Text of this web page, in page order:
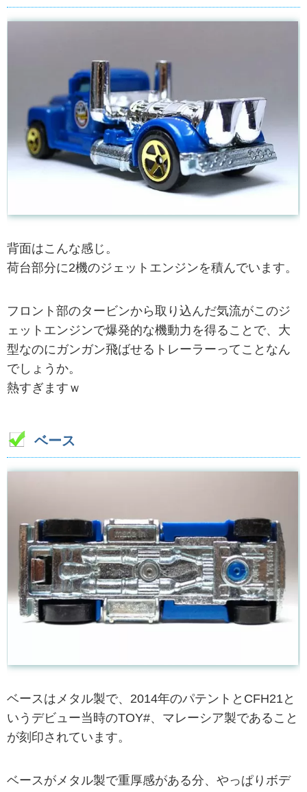
背面はこんな感じ。
荷台部分に2機のジェットエンジンを積んでいます。
フロント部のタービンから取り込んだ気流がこのジ
ェットエンジンで爆発的な機動力を得ることで、大
型なのにガンガン飛ばせるトレーラーってことなん
でしょうか。
熱すぎますｗ
ベース
ベースはメタル製で、2014年のパテントとCFH21と
いうデビュー当時のTOY#、マレーシア製であること
が刻印されています。
ベースがメタル製で重厚感がある分、やっぱりボデ